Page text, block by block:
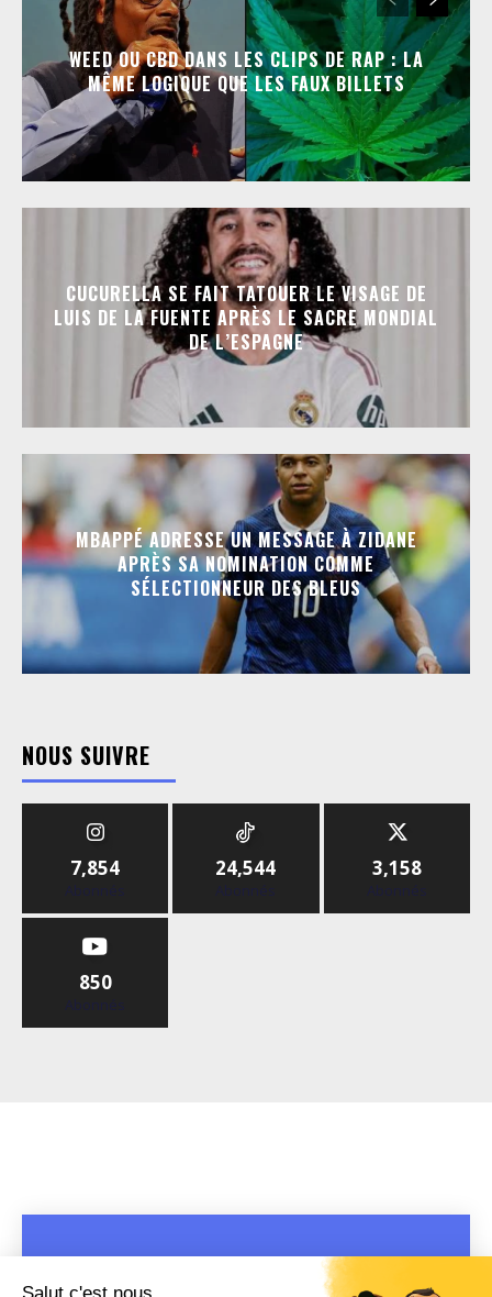
WEED OU CBD DANS LES CLIPS DE RAP : LA
MÊME LOGIQUE QUE LES FAUX BILLETS
CUCURELLA SE FAIT TATOUER LE VISAGE DE
LUIS DE LA FUENTE APRÈS LE SACRE MONDIAL
DE L’ESPAGNE
MBAPPÉ ADRESSE UN MESSAGE À ZIDANE
APRÈS SA NOMINATION COMME
SÉLECTIONNEUR DES BLEUS
NOUS SUIVRE
7,854
Abonnés
24,544
Abonnés
3,158
Abonnés
850
Abonnés